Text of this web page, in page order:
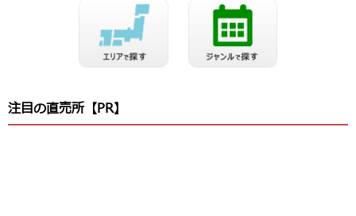
注目の直売所【PR】